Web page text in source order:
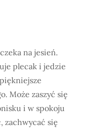
na jesień.
plecak i jedzie
Może zaszyć się
i w spokoju
zachwycać się